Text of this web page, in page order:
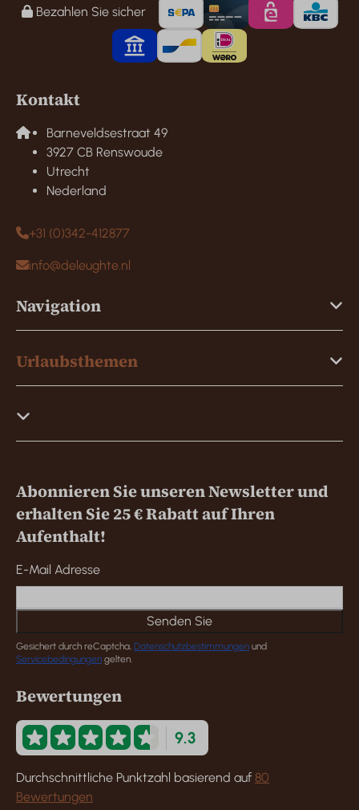
Bezahlen Sie sicher
Kontakt
Barneveldsestraat 49
3927 CB Renswoude
Utrecht
Nederland
+31 (0)342-412877
info@deleughte.nl
Navigation
Urlaubsthemen
Abonnieren Sie unseren Newsletter und
erhalten Sie 25 € Rabatt auf Ihren
Aufenthalt!
E-Mail Adresse
Senden Sie
Gesichert durch reCaptcha, Datenschutzbestimmungen und
Servicebedingungen gelten.
Bewertungen
9.3
Durchschnittliche Punktzahl basierend auf 80
Bewertungen